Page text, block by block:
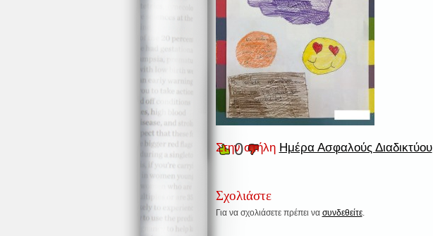
Στην στήλη Ημέρα Ασφαλούς Διαδικτύου
0
Σχολιάστε
Για να σχολιάσετε πρέπει να συνδεθείτε.